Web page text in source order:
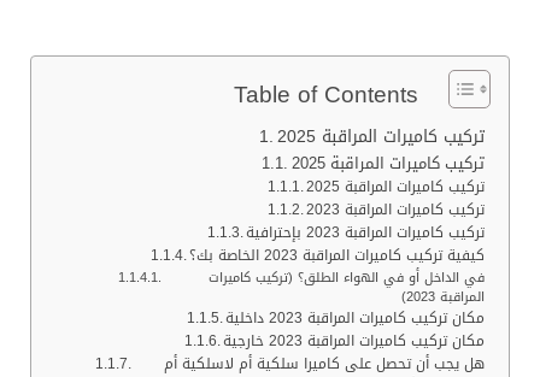
Table of Contents
تركيب كاميرات المراقبة 2025
تركيب كاميرات المراقبة 2025
تركيب كاميرات المراقبة 2025
تركيب كاميرات المراقبة 2023
تركيب كاميرات المراقبة 2023 بإحترافية
كيفية تركيب كاميرات المراقبة 2023 الخاصة بك؟
في الداخل أو في الهواء الطلق؟ (تركيب كاميرات
المراقبة 2023)
مكان تركيب كاميرات المراقبة 2023 داخلية
مكان تركيب كاميرات المراقبة 2023 خارجية
هل يجب أن تحصل على كاميرا سلكية أم لاسلكية أم